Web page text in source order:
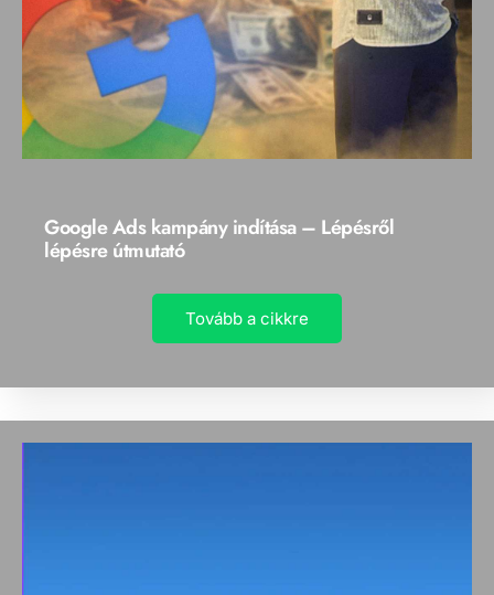
Google Ads kampány indítása – Lépésről
lépésre útmutató
Tovább a cikkre